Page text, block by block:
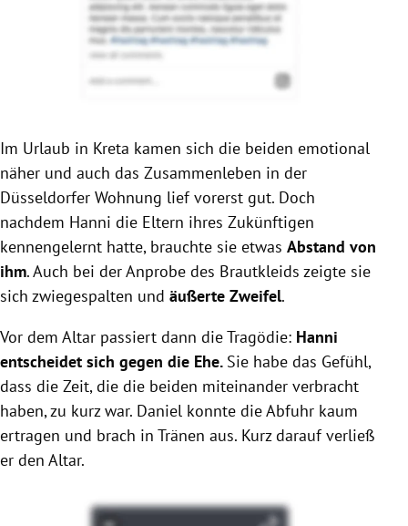
Im Urlaub in Kreta kamen sich die beiden emotional
näher und auch das Zusammenleben in der
Düsseldorfer Wohnung lief vorerst gut. Doch
nachdem Hanni die Eltern ihres Zukünftigen
kennengelernt hatte, brauchte sie etwas Abstand von
ihm. Auch bei der Anprobe des Brautkleids zeigte sie
sich zwiegespalten und äußerte Zweifel.
Vor dem Altar passiert dann die Tragödie: Hanni
entscheidet sich gegen die Ehe. Sie habe das Gefühl,
dass die Zeit, die die beiden miteinander verbracht
haben, zu kurz war. Daniel konnte die Abfuhr kaum
ertragen und brach in Tränen aus. Kurz darauf verließ
er den Altar.